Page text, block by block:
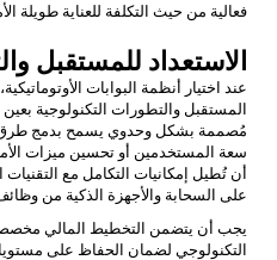
فعالية من حيث التكلفة للعناية طويلة
الاستعداد للمستقبل
عند اختيار أنظمة البوابات
المستقبل والتطورات التكنولوجية
مُصممة بشكل وحدوي يسمح بدمج طرق
سعة المستخدمين أو تحسين ميزات
أن تُطيل إمكانيات التكامل مع التقنيات
على السحابة والأجهزة الذكية من
يجب أن يتضمن التخطيط المالي
التكنولوجي لضمان الحفاظ على